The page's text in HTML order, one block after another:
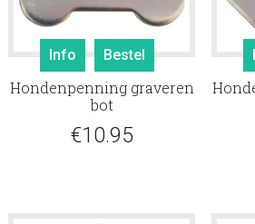
Info Bestel
Hondenpenning graveren
bot
€10.95